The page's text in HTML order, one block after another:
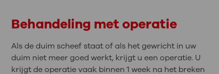
Behandeling met operatie
Als de duim scheef staat of als het gewricht in uw
duim niet meer goed werkt, krijgt u een operatie. U
krijgt de operatie vaak binnen 1 week na het breken